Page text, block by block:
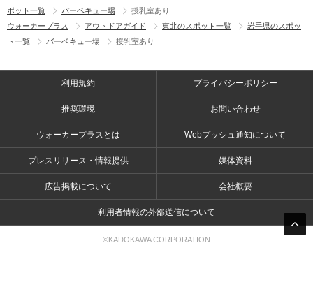
ポット一覧
バーベキュー場
授乳室あり
ウォーカープラス
アウトドアガイド 東北のスポット一覧
岩手県のスポッ
ト一覧
バーベキュー場 授乳室あり
利用規約 プライバシーポリシー
推奨環境 お問い合わせ
ウォーカープラスとは Webプッシュ通知について
プレスリリース・情報提供 媒体資料
広告掲載について 会社概要
利用者情報の外部送信について
©KADOKAWA CORPORATION